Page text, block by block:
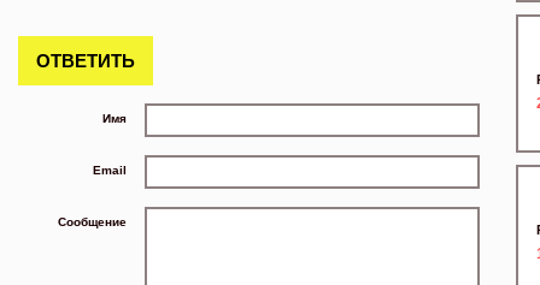
ОТВЕТИТЬ
Имя
Email
Сообщение